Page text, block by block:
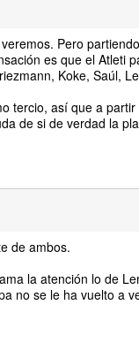
Pero
es que el Atleti
Koke, Saúl,
tercio, así que a
de si de verdad la
de ambos.
la atención lo de
no se le ha vuelto a